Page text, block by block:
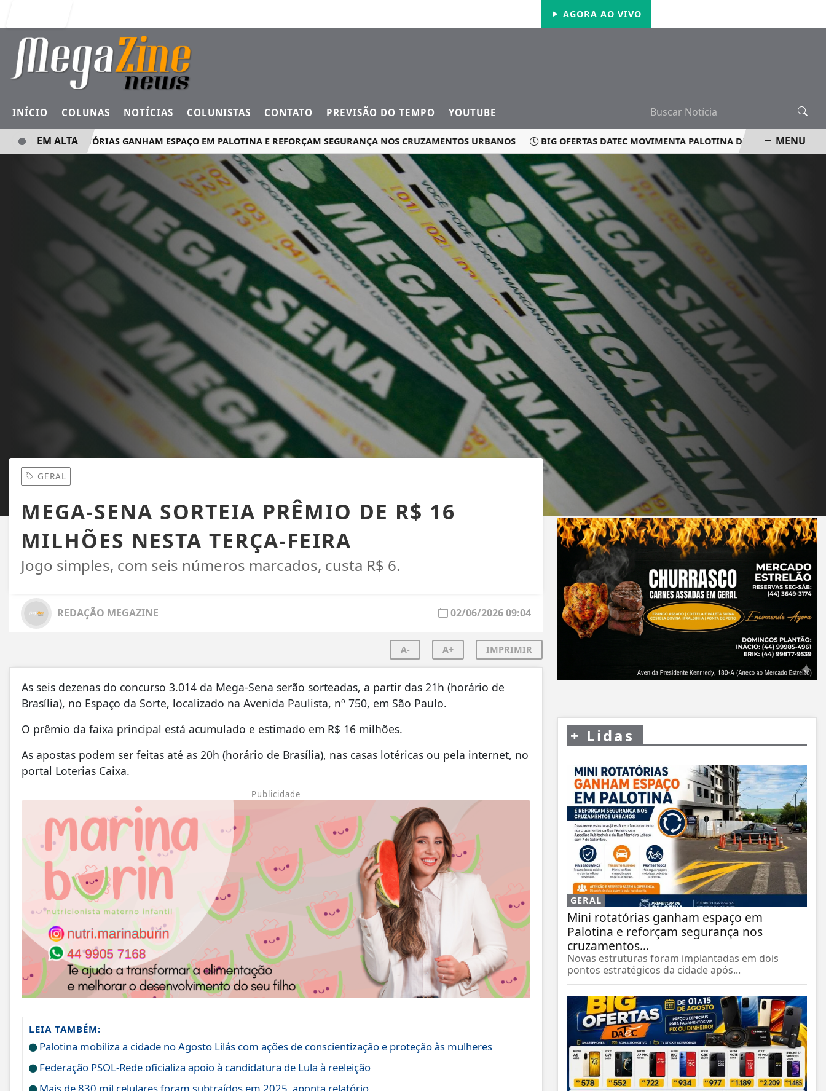
AGORA AO VIVO
INÍCIO COLUNAS NOTÍCIAS COLUNISTAS CONTATO PREVISÃO DO TEMPO YOUTUBE
MINI ROTATÓRIAS GANHAM ESPAÇO EM PALOTINA E REFORÇAM SEGURANÇA NOS CRUZAMENTOS URBANOS BIG OFERTAS DATEC MOVIMENTA PALOTINA DE 1º A 15 DE AGOSTO
EM ALTA MENU
GERAL
MEGA-SENA SORTEIA PRÊMIO DE R$ 16
MILHÕES NESTA TERÇA-FEIRA
Jogo simples, com seis números marcados, custa R$ 6.
REDAÇÃO MEGAZINE 02/06/2026 09:04
A- A+ IMPRIMIR
As seis dezenas do concurso 3.014 da Mega-Sena serão sorteadas, a partir das 21h (horário de
Brasília), no Espaço da Sorte, localizado na Avenida Paulista, nº 750, em São Paulo.
O prêmio da faixa principal está acumulado e estimado em R$ 16 milhões.
As apostas podem ser feitas até as 20h (horário de Brasília), nas casas lotéricas ou pela internet, no
portal Loterias Caixa.
Publicidade
LEIA TAMBÉM:
Palotina mobiliza a cidade no Agosto Lilás com ações de conscientização e proteção às mulheres
Federação PSOL-Rede oficializa apoio à candidatura de Lula à reeleição
+ Lidas
GERAL
Mini rotatórias ganham espaço em
Palotina e reforçam segurança nos
cruzamentos...
Novas estruturas foram implantadas em dois
pontos estratégicos da cidade após...